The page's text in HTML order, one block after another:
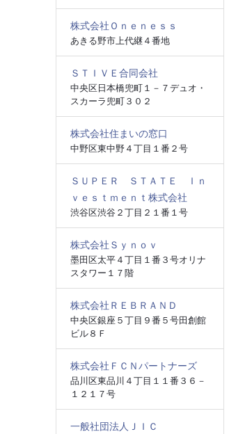
株式会社Ｏｎｅｎｅｓｓ
あきる野市上代継４番地
ＳＴＩＶＥ合同会社
中央区日本橋兜町１－７デュオ・
スカーラ兜町３０２
株式会社住まいの窓口
中野区東中野４丁目１番２号
ＳＵＰＥＲ ＳＴＡＴＥ Ｉｎ
ｖｅｓｔｍｅｎｔ株式会社
渋谷区渋谷２丁目２１番１号
株式会社Ｓｙｎｏｖ
墨田区太平４丁目１番３号オリナ
スタワー１７階
株式会社ＲＥＢＲＡＮＤ
中央区銀座５丁目９番５号田創館
ビル８Ｆ
株式会社ＦＣＮパートナーズ
品川区東品川４丁目１１番３６－
１２１７号
一般社団法人ＪＩＣ